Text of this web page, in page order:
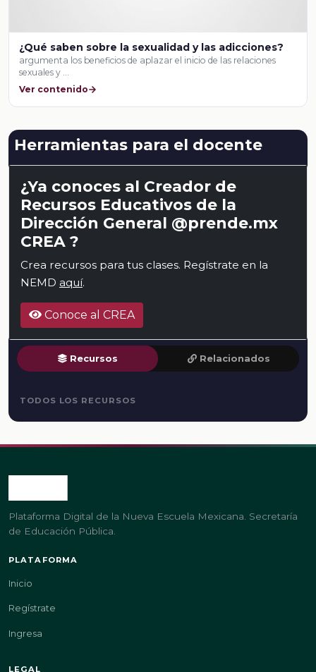
¿Qué saben sobre la sexualidad y las adicciones?
argumenta los beneficios de aplazar el inicio de las relaciones
sexuales y …
Ver contenido
Herramientas para el docente
¿Ya conoces al Creador de
Recursos Educativos de la
Dirección General @prende.mx
CREA ?
Crea recursos para tus clases. Regístrate en la
NEMD aquí.
Conoce al CREA
Recursos Relacionados
TODOS LOS RECURSOS
Plataforma Digital de la Nueva Escuela Mexicana. Secretaría
de Educación Pública.
PLATAFORMA
Inicio
Regístrate
Ingresa
LEGAL